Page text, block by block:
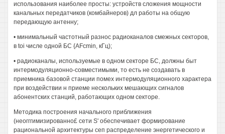
использования наиболее просты: устройств сложения мощности
канальных передатчиков (комбайнеров) дл работы на общую
передающую антенну;
• минимальный частотный разнос радиоканалов смежных секторов,
в toi числе одной БС {AFcmin, кГц);
• радиоканалы, используемые в одном секторе БС, должны быт
интермодуляционно-совместимыми, то есть не создавать в
приемника базовой станции помех интермодуляционного характера
при воздействии н приеме нескольких мешающих сигналов
абонентских станций, работающих одном секторе.
Методика построения начального приближения
(неогггимизированно£ сети S' обеспечивает формирование
рациональной архитектуры сеп распределение энергетического и